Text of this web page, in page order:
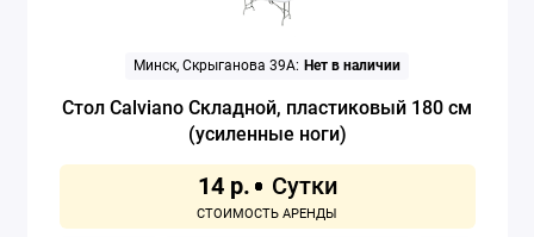
Минск, Скрыганова 39А: Нет в наличии
Стол Calviano Складной, пластиковый 180 см
(усиленные ноги)
14 р.